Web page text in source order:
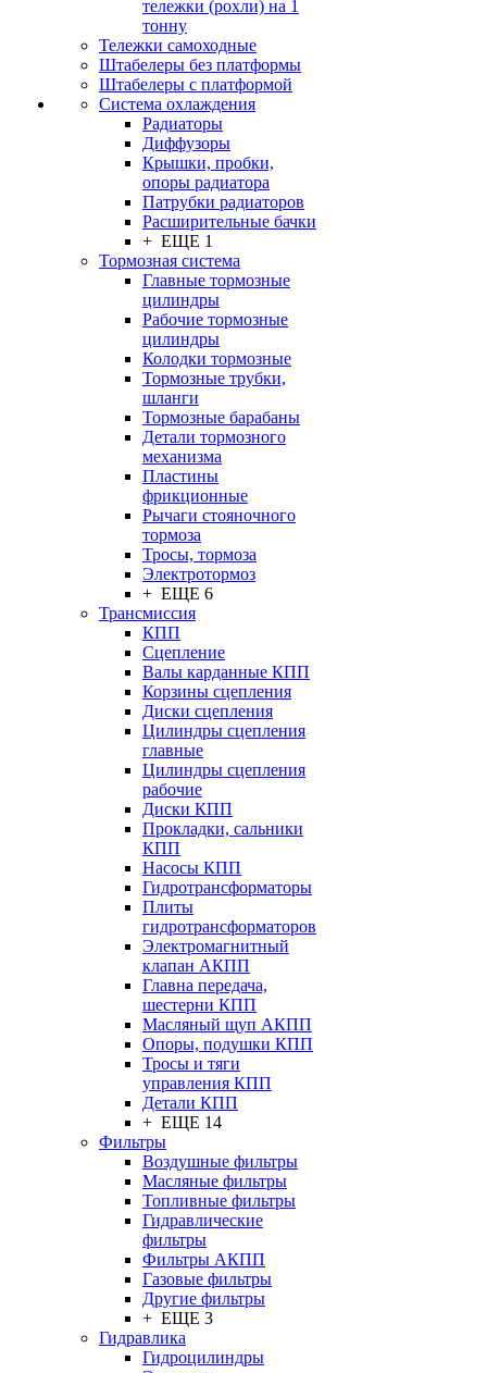
тележки (рохли) на 1
тонну
Тележки самоходные
Штабелеры без платформы
Штабелеры с платформой
Система охлаждения
Радиаторы
Диффузоры
Крышки, пробки,
опоры радиатора
Патрубки радиаторов
Расширительные бачки
+ ЕЩЕ 1
Тормозная система
Главные тормозные
цилиндры
Рабочие тормозные
цилиндры
Колодки тормозные
Тормозные трубки,
шланги
Тормозные барабаны
Детали тормозного
механизма
Пластины
фрикционные
Рычаги стояночного
тормоза
Тросы, тормоза
Электротормоз
+ ЕЩЕ 6
Трансмиссия
КПП
Сцепление
Валы карданные КПП
Корзины сцепления
Диски сцепления
Цилиндры сцепления
главные
Цилиндры сцепления
рабочие
Диски КПП
Прокладки, сальники
КПП
Насосы КПП
Гидротрансформаторы
Плиты
гидротрансформаторов
Электромагнитный
клапан АКПП
Главна передача,
шестерни КПП
Масляный щуп АКПП
Опоры, подушки КПП
Тросы и тяги
управления КПП
Детали КПП
+ ЕЩЕ 14
Фильтры
Воздушные фильтры
Масляные фильтры
Топливные фильтры
Гидравлические
фильтры
Фильтры АКПП
Газовые фильтры
Другие фильтры
+ ЕЩЕ 3
Гидравлика
Гидроцилиндры